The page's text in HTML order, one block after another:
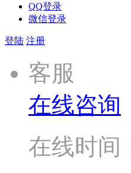
QQ登录
微信登录
登陆 注册
客服
在线咨询
在线时间